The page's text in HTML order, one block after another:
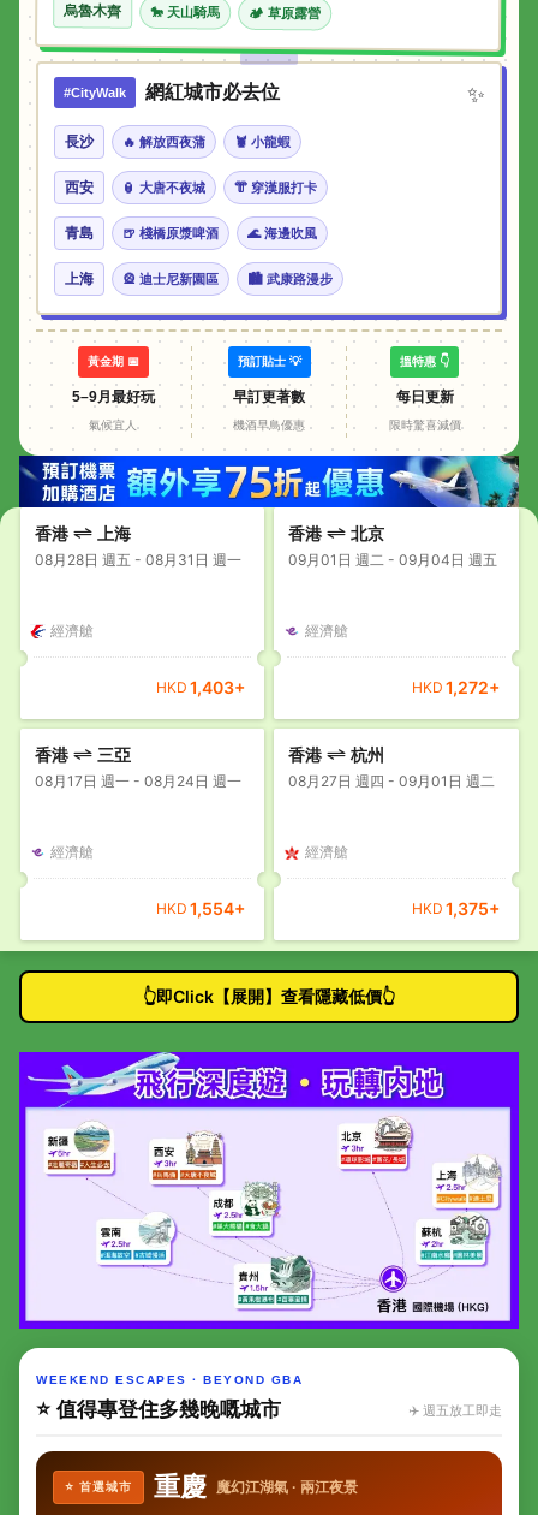
烏魯木齊 🐎 天山騎馬 🏕 草原露營
#CityWalk 網紅城市必去位 ✨
長沙 🔥 解放西夜蒲 🦞 小龍蝦
西安 🏮 大唐不夜城 👘 穿漢服打卡
青島 🍺 棧橋原漿啤酒 🌊 海邊吹風
上海 🎡 迪士尼新園區 🏙 武康路漫步
黃金期 📅
5–9月最好玩
氣候宜人
預訂貼士 💡
早訂更著數
機酒早鳥優惠
搵特惠 👇
每日更新
限時驚喜減價
香港 上海
08月28日 週五 - 08月31日 週一
經濟艙
HKD 1,403+
香港 北京
09月01日 週二 - 09月04日 週五
經濟艙
HKD 1,272+
香港 三亞
08月17日 週一 - 08月24日 週一
經濟艙
HKD 1,554+
香港 杭州
08月27日 週四 - 09月01日 週二
經濟艙
HKD 1,375+
👆即Click【展開】查看隱藏低價👆
WEEKEND ESCAPES · BEYOND GBA
⭐ 值得專登住多幾晚嘅城市 ✈️ 週五放工即走
⭐ 首選城市 重慶 魔幻江湖氣 · 兩江夜景